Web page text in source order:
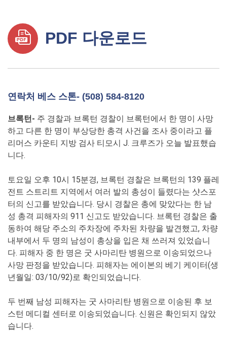
PDF 다운로드
연락처 베스 스톤- (508) 584-8120
브록턴- 주 경찰과 브록턴 경찰이 브록턴에서 한 명이 사망
하고 다른 한 명이 부상당한 총격 사건을 조사 중이라고 플
리머스 카운티 지방 검사 티모시 J. 크루즈가 오늘 발표했습
니다.
토요일 오후 10시 15분경, 브록턴 경찰은 브록턴의 139 플레
전트 스트리트 지역에서 여러 발의 총성이 들렸다는 샷스포
터의 신고를 받았습니다. 당시 경찰은 총에 맞았다는 한 남
성 총격 피해자의 911 신고도 받았습니다. 브록턴 경찰은 출
동하여 해당 주소의 주차장에 주차된 차량을 발견했고, 차량
내부에서 두 명의 남성이 총상을 입은 채 쓰러져 있었습니
다. 피해자 중 한 명은 굿 사마리탄 병원으로 이송되었으나
사망 판정을 받았습니다. 피해자는 에이본의 베기 케이터(생
년월일: 03/10/92)로 확인되었습니다.
두 번째 남성 피해자는 굿 사마리탄 병원으로 이송된 후 보
스턴 메디컬 센터로 이송되었습니다. 신원은 확인되지 않았
습니다.